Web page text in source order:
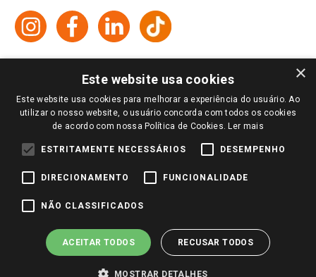
Cartão Giassi
Televendas
Trabalhe Conosco
Identidade Visual
Formas de Pagamento
Políticas de entrega
Trocas e Devoluções
Giassi
Vendas Online
Redes Sociais
Pagamento e Segurança
×
Este website usa cookies
Este website usa cookies para melhorar a experiência do usuário. Ao
utilizar o nosso website, o usuário concorda com todos os cookies
de acordo com nossa Política de Cookies. Ler mais
ESTRITAMENTE NECESSÁRIOS DESEMPENHO
DIRECIONAMENTO FUNCIONALIDADE
NÃO CLASSIFICADOS
ACEITAR TODOS RECUSAR TODOS
MOSTRAR DETALHES